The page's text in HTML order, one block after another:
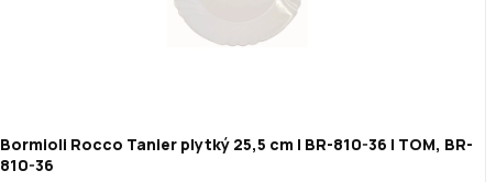
Bormioli Rocco Tanier plytký 25,5 cm | BR-810-36 | TOM, BR-
810-36